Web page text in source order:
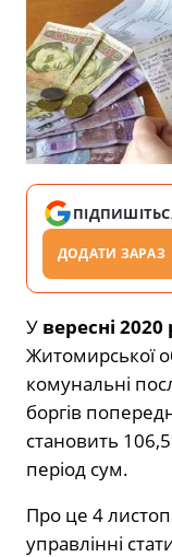
ДОДАТИ ЗАРАЗ
У вересні 2020
Житомирської
комунальні
боргів
становить
період сум.
Про це 4
управлінні